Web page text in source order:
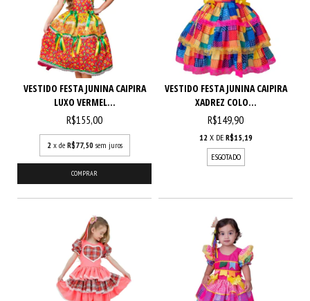
VESTIDO FESTA JUNINA CAIPIRA
LUXO VERMEL...
R$155,00
2 x de R$77,50 sem juros
COMPRAR
VESTIDO FESTA JUNINA CAIPIRA
XADREZ COLO...
R$149,90
12 X DE R$15,19
ESGOTADO